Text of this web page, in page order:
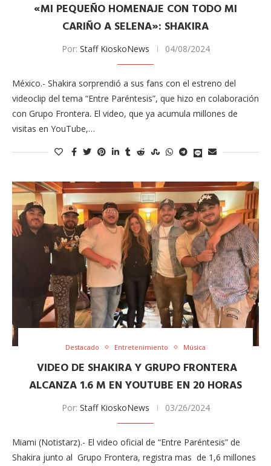
«MI PEQUEÑO HOMENAJE CON TODO MI
CARIÑO A SELENA»: SHAKIRA
Por: Staff KioskoNews 04/08/2024
México.- Shakira sorprendió a sus fans con el estreno del
videoclip del tema “Entre Paréntesis”, que hizo en colaboración
con Grupo Frontera. El video, que ya acumula millones de
visitas en YouTube,…
Destacado Entretenimiento Música
VIDEO DE SHAKIRA Y GRUPO FRONTERA
ALCANZA 1.6 M EN YOUTUBE EN 20 HORAS
Por: Staff KioskoNews 03/26/2024
Miami (Notistarz).- El video oficial de “Entre Paréntesis” de
Shakira junto al Grupo Frontera, registra mas de 1,6 millones